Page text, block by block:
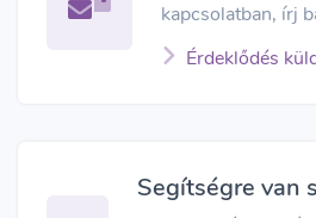
kapcsolatban, írj
Érdeklődés
Segítségre van